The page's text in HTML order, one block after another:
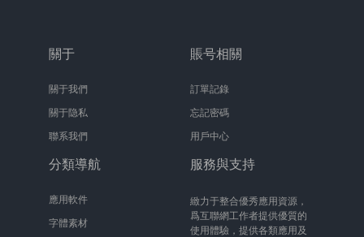
關于
關于我們
關于隐私
聯系我們
賬号相關
訂單記錄
忘記密碼
用戶中心
分類導航
應用軟件
字體素材
服務與支持
緻力于整合優秀應用資源，
爲互聯網工作者提供優質的
使用體驗，提供各類應用及